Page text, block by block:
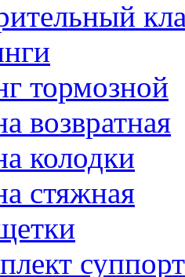
тормозной
возвратная
колодки
стяжная